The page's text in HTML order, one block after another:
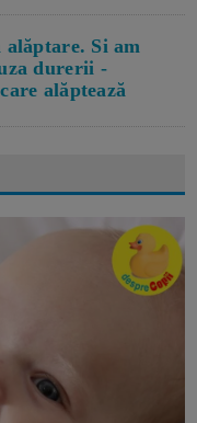
Si am
durerii -
alăptează